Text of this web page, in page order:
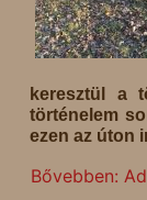
keresztül a
történelem
ezen az úton
Bővebben: